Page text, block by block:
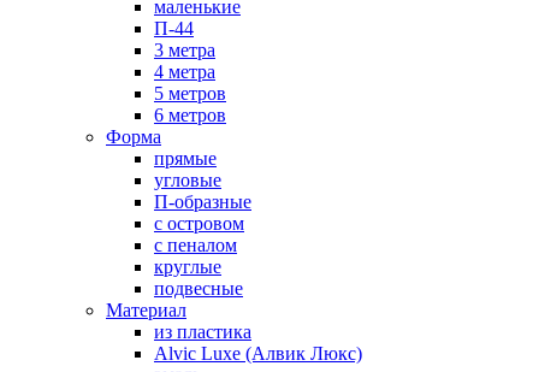
маленькие
П-44
3 метра
4 метра
5 метров
6 метров
Форма
прямые
угловые
П-образные
с островом
с пеналом
круглые
подвесные
Материал
из пластика
Alvic Luxe (Алвик Люкс)